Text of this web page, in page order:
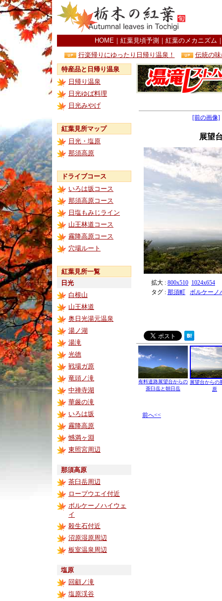
HOME ｜ 紅葉見頃予測 ｜ 紅葉のメカニズム
行楽帰りにゆったり日帰り温泉！
伝統の
特産品と日帰り温泉
日帰り温泉
日光ゆば料理
日光みやげ
紅葉見所マップ
日光・塩原
那須高原
ドライブコース
いろは坂コース
那須高原コース
日塩もみじライン
山王林道コース
霧降高原コース
穴場ルート
紅葉見所一覧
日光
白根山
山王林道
奥日光湯元温泉
湯ノ湖
湯滝
光徳
戦場ガ原
竜頭ノ滝
中禅寺湖
華厳の滝
いろは坂
霧降高原
憾満ヶ淵
東照宮周辺
那須高原
茶臼岳周辺
ロープウエイ付近
ボルケーノハイウェ
イ
殺生石付近
沼原湿原周辺
板室温泉周辺
塩原
回顧ノ滝
塩原渓谷
[前の画像]
展望
拡大 : 800x510 1024x654
タグ : 那須町 ボルケーノ
有料道路展望台からの
茶臼岳と朝日岳
展望台からの
原
前へ<<